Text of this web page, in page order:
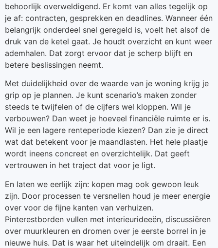
behoorlijk overweldigend. Er komt van alles tegelijk op
je af: contracten, gesprekken en deadlines. Wanneer één
belangrijk onderdeel snel geregeld is, voelt het alsof de
druk van de ketel gaat. Je houdt overzicht en kunt weer
ademhalen. Dat zorgt ervoor dat je scherp blijft en
betere beslissingen neemt.
Met duidelijkheid over de waarde van je woning krijg je
grip op je plannen. Je kunt scenario’s maken zonder
steeds te twijfelen of de cijfers wel kloppen. Wil je
verbouwen? Dan weet je hoeveel financiële ruimte er is.
Wil je een lagere renteperiode kiezen? Dan zie je direct
wat dat betekent voor je maandlasten. Het hele plaatje
wordt ineens concreet en overzichtelijk. Dat geeft
vertrouwen in het traject dat voor je ligt.
En laten we eerlijk zijn: kopen mag ook gewoon leuk
zijn. Door processen te versnellen houd je meer energie
over voor de fijne kanten van verhuizen.
Pinterestborden vullen met interieurideeën, discussiëren
over muurkleuren en dromen over je eerste borrel in je
nieuwe huis. Dat is waar het uiteindelijk om draait. Een